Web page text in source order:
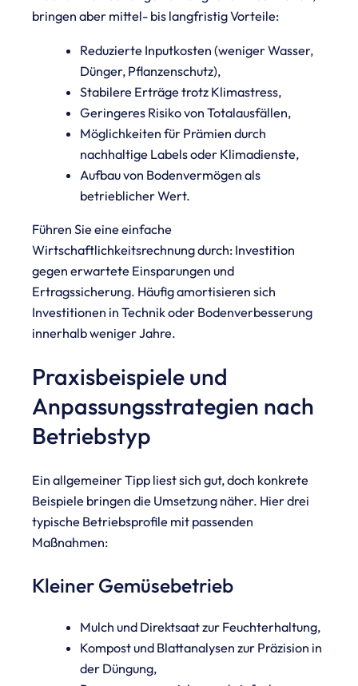
bringen aber mittel- bis langfristig Vorteile:
Reduzierte Inputkosten (weniger Wasser,
Dünger, Pflanzenschutz),
Stabilere Erträge trotz Klimastress,
Geringeres Risiko von Totalausfällen,
Möglichkeiten für Prämien durch
nachhaltige Labels oder Klimadienste,
Aufbau von Bodenvermögen als
betrieblicher Wert.
Führen Sie eine einfache
Wirtschaftlichkeitsrechnung durch: Investition
gegen erwartete Einsparungen und
Ertragssicherung. Häufig amortisieren sich
Investitionen in Technik oder Bodenverbesserung
innerhalb weniger Jahre.
Praxisbeispiele und
Anpassungsstrategien nach
Betriebstyp
Ein allgemeiner Tipp liest sich gut, doch konkrete
Beispiele bringen die Umsetzung näher. Hier drei
typische Betriebsprofile mit passenden
Maßnahmen:
Kleiner Gemüsebetrieb
Mulch und Direktsaat zur Feuchterhaltung,
Kompost und Blattanalysen zur Präzision in
der Düngung,